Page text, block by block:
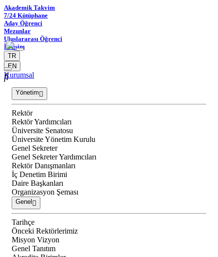
Akademik Takvim
7/24 Kütüphane
Aday Öğrenci
Mezunlar
Uluslararası Öğrenci
İletişim
TR
EN
Kurumsal
Yönetim
Rektör
Rektör Yardımcıları
Üniversite Senatosu
Üniversite Yönetim Kurulu
Genel Sekreter
Genel Sekreter Yardımcıları
Rektör Danışmanları
İç Denetim Birimi
Daire Başkanları
Organizasyon Şeması
Genel
Tarihçe
Önceki Rektörlerimiz
Misyon Vizyon
Genel Tanıtım